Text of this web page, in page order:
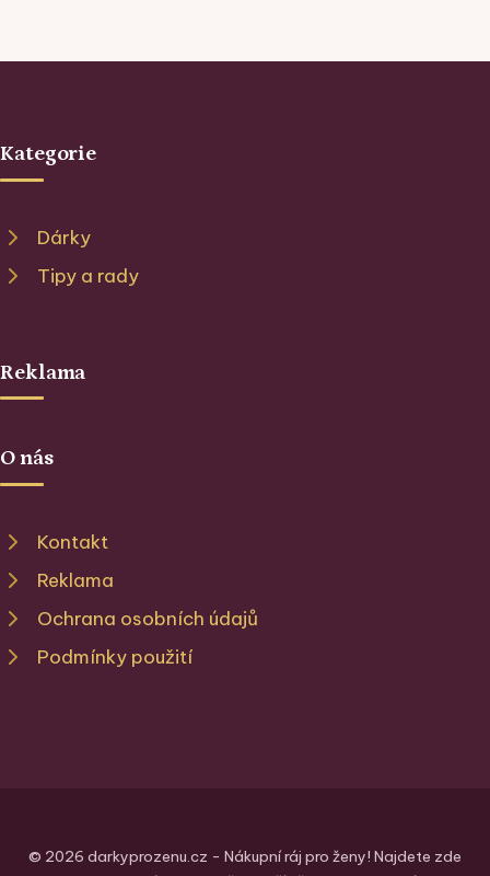
Kategorie
Dárky
Tipy a rady
Reklama
O nás
Kontakt
Reklama
Ochrana osobních údajů
Podmínky použití
© 2026 darkyprozenu.cz - Nákupní ráj pro ženy! Najdete zde